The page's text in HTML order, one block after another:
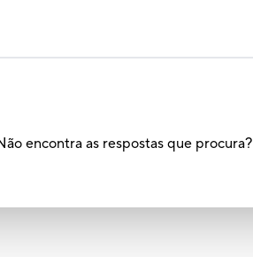
encontra as respostas que procura?